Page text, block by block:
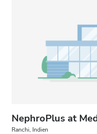
NephroPlus at
Ranchi, Indien